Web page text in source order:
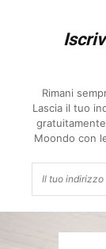
Rimani
Lascia il tuo
Moondo con